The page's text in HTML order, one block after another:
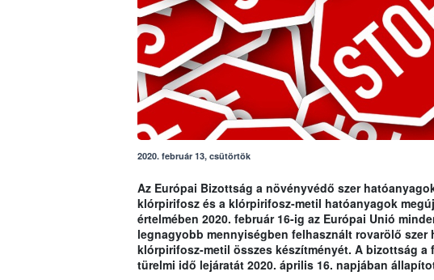
2020. február 13, csütörtök
Az Európai Bizottság a növényvédő szer
klórpirifosz és a klórpirifosz-metil hatóanyagok
értelmében 2020. február 16-ig az Európai Unió
legnagyobb mennyiségben felhasznált rovarölő
klórpirifosz-metil összes készítményét. A bizottság a
türelmi idő lejáratát 2020. április 16. napjában